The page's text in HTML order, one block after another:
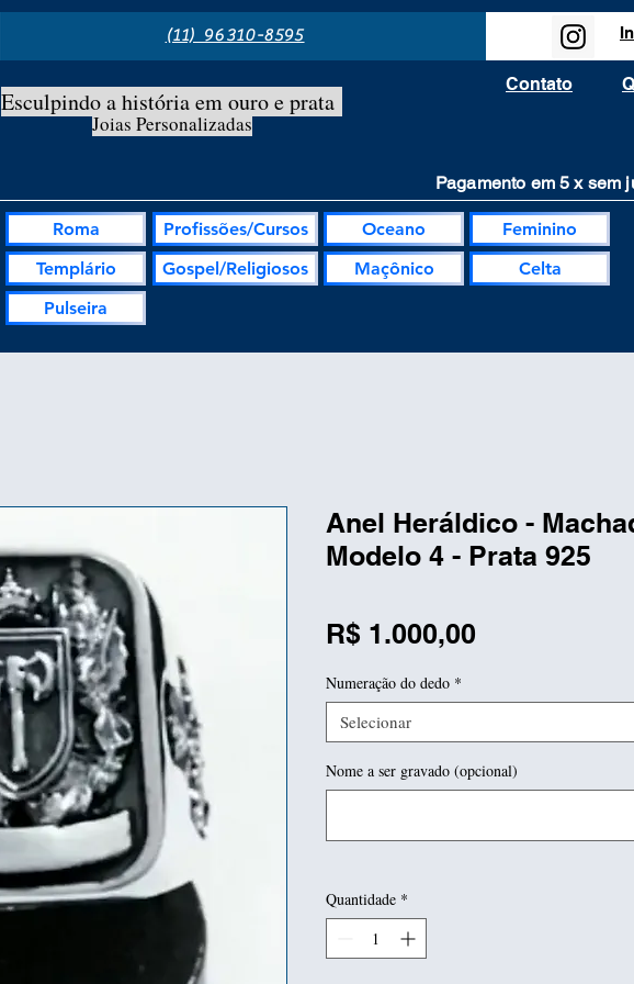
(11) 96310-8595
Esculpindo a história em ouro e prata
Joias Personalizadas
Contato
Pagamento em 5 x sem
Roma Profissões/Cursos Oceano
Feminino
Templário
Gospel/Religiosos Maçônico
Celta
Pulseira
Anel Heráldico -
Modelo 4 - Prata 925
R$ 1.000,00Preço
Numeração do dedo *
Selecionar
Nome a ser gravado (opcional)
Quantidade *